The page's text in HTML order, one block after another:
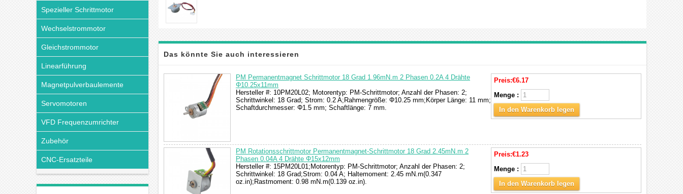
Spezieller Schrittmotor
Wechselstrommotor
Gleichstrommotor
Linearführung
Magnetpulverbaulemente
Servomotoren
VFD Frequenzumrichter
Zubehör
CNC-Ersatzteile
Das könnte Sie auch interessieren
PM Permanentmagnet Schrittmotor 18 Grad 1.96mN.m 2 Phasen 0.2A 4 Drähte
Φ10.25x11mm
Hersteller #: 10PM20L02; Motorentyp: PM-Schrittmotor; Anzahl der Phasen: 2;
Schrittwinkel: 18 Grad; Strom: 0.2 A;Rahmengröße: Φ10.25 mm;Körper Länge: 11 mm;
Schaftdurchmesser: Φ1.5 mm; Schaftlänge: 7 mm.
Preis:€6.17
Menge :
In den Warenkorb legen
PM Rotationsschrittmotor Permanentmagnet-Schrittmotor 18 Grad 2.45mN.m 2
Phasen 0.04A 4 Drähte Φ15x12mm
Hersteller #: 15PM20L01;Motorentyp: PM-Schrittmotor; Anzahl der Phasen: 2;
Schrittwinkel: 18 Grad;Strom: 0.04 A; Haltemoment: 2.45 mN.m(0.347
oz.in);Rastmoment: 0.98 mN.m(0.139 oz.in).
Preis:€1.23
Menge :
In den Warenkorb legen